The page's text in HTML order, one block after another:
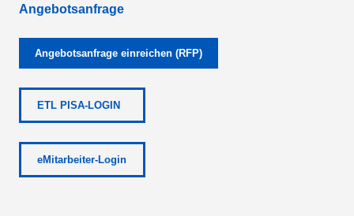
Angebotsanfrage
Angebotsanfrage einreichen (RFP)
ETL PISA-LOGIN
eMitarbeiter-Login